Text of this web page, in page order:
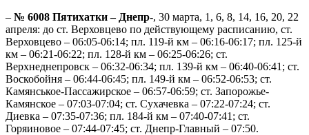
– № 6008 Пятихатки – Днепр-, 30 марта, 1, 6, 8, 14, 16, 20, 22
апреля: до ст. Верховцево по действующему расписанию, ст.
Верховцево – 06:05-06:14; пл. 119-й км – 06:16-06:17; пл. 125-й
км – 06:21-06:22; пл. 128-й км – 06:25-06:26; ст.
Верхнеднепровск – 06:32-06:34; пл. 139-й км – 06:40-06:41; ст.
Воскобойня – 06:44-06:45; пл. 149-й км – 06:52-06:53; ст.
Камянськое-Пассажирское – 06:57-06:59; ст. Запорожье-
Камянское – 07:03-07:04; ст. Сухачевка – 07:22-07:24; ст.
Диевка – 07:35-07:36; пл. 184-й км – 07:40-07:41; ст.
Горяиновое – 07:44-07:45; ст. Днепр-Главный – 07:50.